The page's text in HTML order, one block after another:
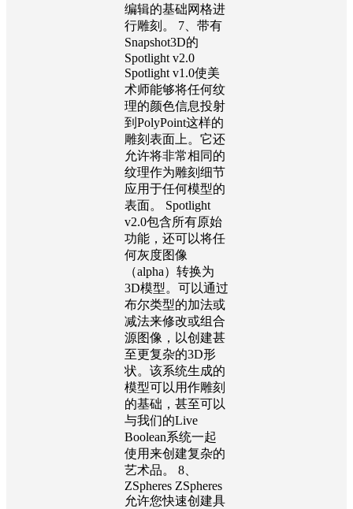
编辑的基础网格进
行雕刻。 7、带有
Snapshot3D的
Spotlight v2.0
Spotlight v1.0使美
术师能够将任何纹
理的颜色信息投射
到PolyPoint这样的
雕刻表面上。它还
允许将非常相同的
纹理作为雕刻细节
应用于任何模型的
表面。 Spotlight
v2.0包含所有原始
功能，还可以将任
何灰度图像
（alpha）转换为
3D模型。可以通过
布尔类型的加法或
减法来修改或组合
源图像，以创建甚
至更复杂的3D形
状。该系统生成的
模型可以用作雕刻
的基础，甚至可以
与我们的Live
Boolean系统一起
使用来创建复杂的
艺术品。 8、
ZSpheres ZSpheres
允许您快速创建具